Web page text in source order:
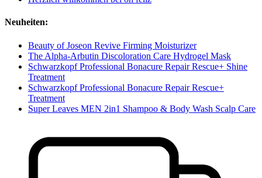
Neuheiten:
Beauty of Joseon Revive Firming Moisturizer
The Alpha-Arbutin Discoloration Care Hydrogel Mask
Schwarzkopf Professional Bonacure Repair Rescue+ Shine
Treatment
Schwarzkopf Professional Bonacure Repair Rescue+
Treatment
Super Leaves MEN 2in1 Shampoo & Body Wash Scalp Care